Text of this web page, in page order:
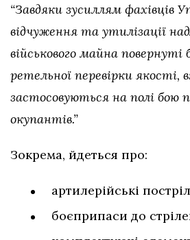
“Завдяки зусиллям фахівців
відчуження та утилізації
військового майна повернуті
ретельної перевірки якості,
застосовуються на полі бою
окупантів.”
Зокрема, йдеться про:
артилерійські
боєприпаси до